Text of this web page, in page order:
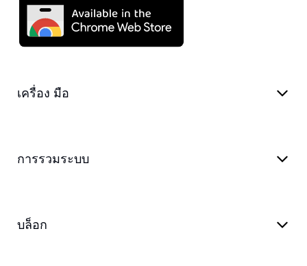
เครื่อง มือ
การรวมระบบ
บล็อก